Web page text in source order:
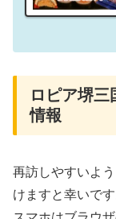
ロピア堺
情報
再訪しやすいよ
けますと幸いです